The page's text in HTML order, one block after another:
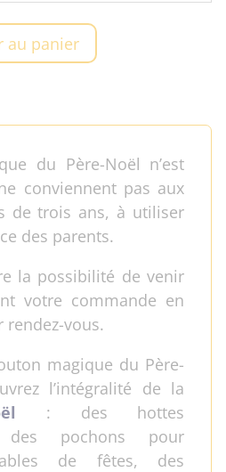
au panier
du Père-Noël n’est
conviennent pas aux
de trois ans, à utiliser
des parents.
la possibilité de venir
votre commande en
rendez-vous.
magique du Père-
l’intégralité de la
: des hottes
des pochons pour
de fêtes, des